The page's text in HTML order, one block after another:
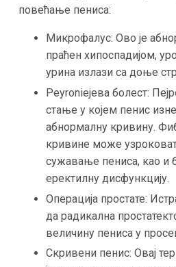
повећање пениса:
Микрофалус: Ово је
праћен хипоспадијом,
урина излази са доње
Peyronieјева болест:
стање у којем пенис
абнормалну кривину.
кривине може
сужавање пениса, као и
еректилну дисфункцију.
Операција простате:
да радикална
величину пениса у
Скривени пенис: Овај